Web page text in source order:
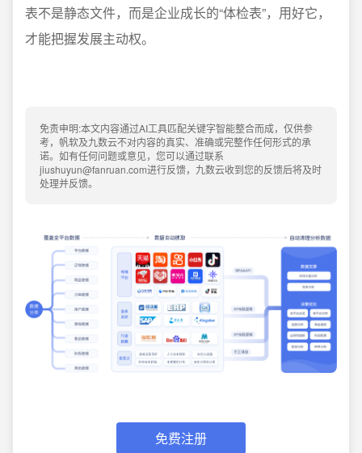
表不是静态文件，而是企业成长的“体检表”，用好它，
才能把握发展主动权。
免责申明:本文内容通过AI工具匹配关键字智能整合而成，仅供参
考，帆软及九数云不对内容的真实、准确或完整作任何形式的承
诺。如有任何问题或意见，您可以通过联系
jiushuyun@fanruan.com进行反馈，九数云收到您的反馈后将及时
处理并反馈。
免费注册